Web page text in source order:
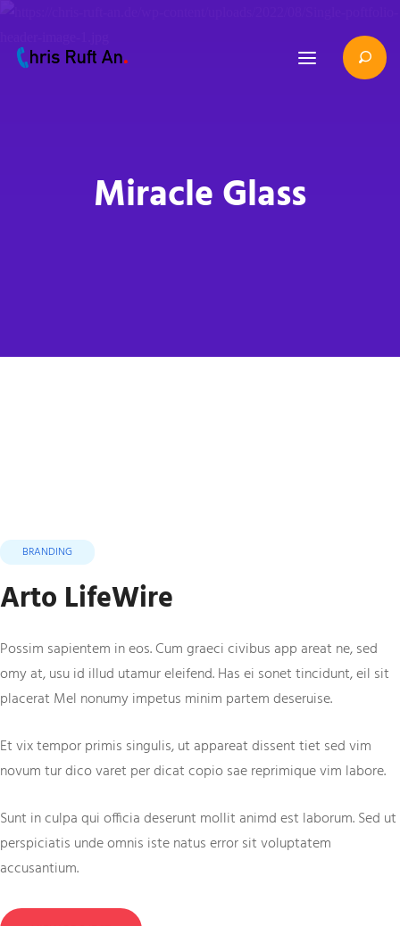
Miracle Glass
BRANDING
Arto LifeWire
Possim sapientem in eos. Cum graeci civibus app areat ne, sed
omy at, usu id illud utamur eleifend. Has ei sonet tincidunt, eil sit
placerat Mel nonumy impetus minim partem deseruise.
Et vix tempor primis singulis, ut appareat dissent tiet sed vim
novum tur dico varet per dicat copio sae reprimique vim labore.
Sunt in culpa qui officia deserunt mollit animd est laborum. Sed ut
perspiciatis unde omnis iste natus error sit voluptatem
accusantium.